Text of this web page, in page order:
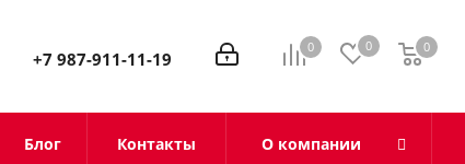
0 0 0
0
+7 987-911-11-19
Блог Контакты О компании